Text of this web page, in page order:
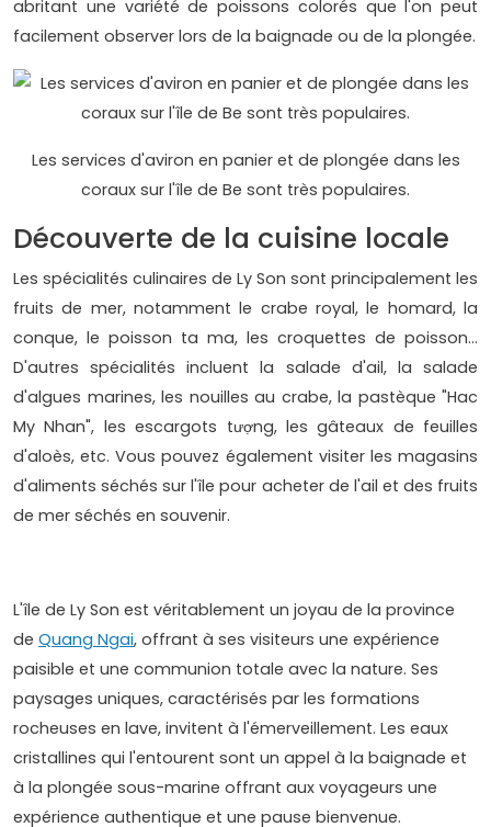
abritant une variété de poissons colorés que l'on peut
facilement observer lors de la baignade ou de la plongée.
Les services d'aviron en panier et de plongée dans les
coraux sur l'île de Be sont très populaires.
Découverte de la cuisine locale
Les spécialités culinaires de Ly Son sont principalement les
fruits de mer, notamment le crabe royal, le homard, la
conque, le poisson ta ma, les croquettes de poisson...
D'autres spécialités incluent la salade d'ail, la salade
d'algues marines, les nouilles au crabe, la pastèque "Hac
My Nhan", les escargots tượng, les gâteaux de feuilles
d'aloès, etc. Vous pouvez également visiter les magasins
d'aliments séchés sur l'île pour acheter de l'ail et des fruits
de mer séchés en souvenir.
L'île de Ly Son est véritablement un joyau de la province
de Quang Ngai, offrant à ses visiteurs une expérience
paisible et une communion totale avec la nature. Ses
paysages uniques, caractérisés par les formations
rocheuses en lave, invitent à l'émerveillement. Les eaux
cristallines qui l'entourent sont un appel à la baignade et
à la plongée sous-marine offrant aux voyageurs une
expérience authentique et une pause bienvenue.